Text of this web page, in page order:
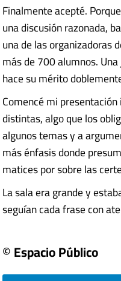
Finalmente acepté.
una discusión razonada,
una de las organizadoras
más de 700 alumnos.
hace su mérito
Comencé mi
distintas, algo que los
algunos temas y a
más énfasis donde
matices por sobre las
La sala era grande y
seguían cada frase con
© Espacio Público